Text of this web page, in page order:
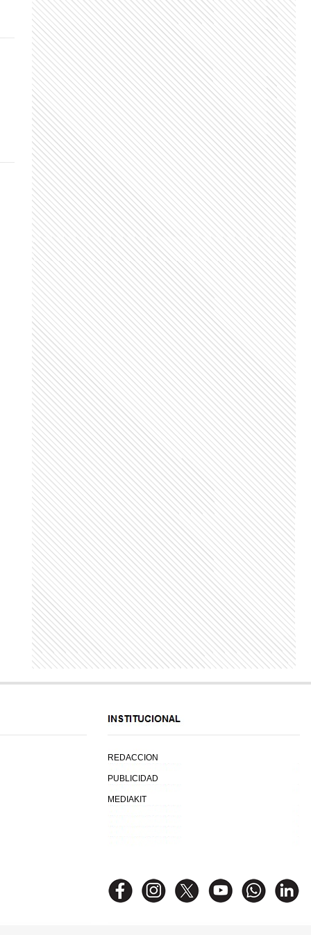
REDACCION
PUBLICIDAD
MEDIAKIT